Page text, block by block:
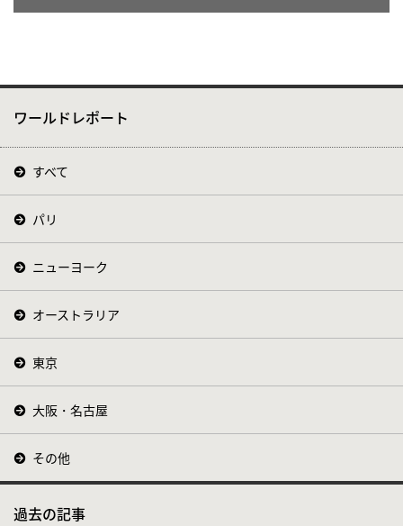
ワールドレポート
すべて
パリ
ニューヨーク
オーストラリア
東京
大阪・名古屋
その他
過去の記事